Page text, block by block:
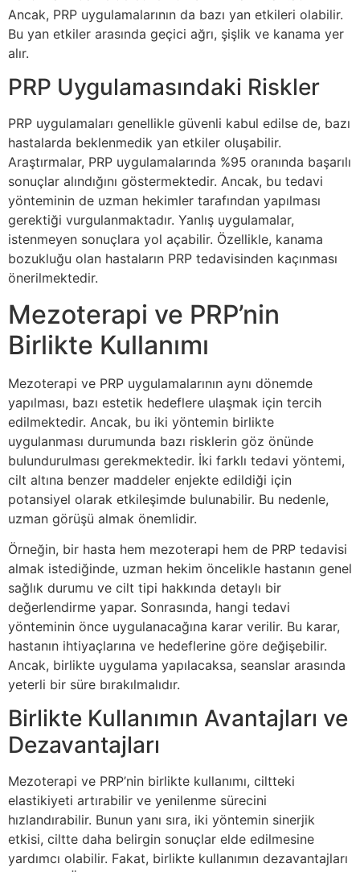
Ancak, PRP uygulamalarının da bazı yan etkileri olabilir.
Bu yan etkiler arasında geçici ağrı, şişlik ve kanama yer
alır.
PRP Uygulamasındaki Riskler
PRP uygulamaları genellikle güvenli kabul edilse de, bazı
hastalarda beklenmedik yan etkiler oluşabilir.
Araştırmalar, PRP uygulamalarında %95 oranında başarılı
sonuçlar alındığını göstermektedir. Ancak, bu tedavi
yönteminin de uzman hekimler tarafından yapılması
gerektiği vurgulanmaktadır. Yanlış uygulamalar,
istenmeyen sonuçlara yol açabilir. Özellikle, kanama
bozukluğu olan hastaların PRP tedavisinden kaçınması
önerilmektedir.
Mezoterapi ve PRP’nin
Birlikte Kullanımı
Mezoterapi ve PRP uygulamalarının aynı dönemde
yapılması, bazı estetik hedeflere ulaşmak için tercih
edilmektedir. Ancak, bu iki yöntemin birlikte
uygulanması durumunda bazı risklerin göz önünde
bulundurulması gerekmektedir. İki farklı tedavi yöntemi,
cilt altına benzer maddeler enjekte edildiği için
potansiyel olarak etkileşimde bulunabilir. Bu nedenle,
uzman görüşü almak önemlidir.
Örneğin, bir hasta hem mezoterapi hem de PRP tedavisi
almak istediğinde, uzman hekim öncelikle hastanın genel
sağlık durumu ve cilt tipi hakkında detaylı bir
değerlendirme yapar. Sonrasında, hangi tedavi
yönteminin önce uygulanacağına karar verilir. Bu karar,
hastanın ihtiyaçlarına ve hedeflerine göre değişebilir.
Ancak, birlikte uygulama yapılacaksa, seanslar arasında
yeterli bir süre bırakılmalıdır.
Birlikte Kullanımın Avantajları ve
Dezavantajları
Mezoterapi ve PRP’nin birlikte kullanımı, ciltteki
elastikiyeti artırabilir ve yenilenme sürecini
hızlandırabilir. Bunun yanı sıra, iki yöntemin sinerjik
etkisi, ciltte daha belirgin sonuçlar elde edilmesine
yardımcı olabilir. Fakat, birlikte kullanımın dezavantajları